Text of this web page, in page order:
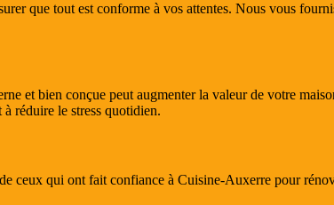
que tout est conforme à vos attentes. Nous vous
et bien conçue peut augmenter la valeur de votre
réduire le stress quotidien.
ceux qui ont fait confiance à Cuisine-Auxerre pour